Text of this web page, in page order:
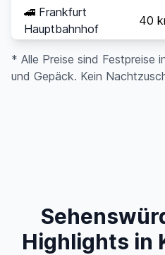
🚄 Frankfurt
Hauptbahnhof
40
* Alle Preise sind Festpreise
und Gepäck. Kein
Highlights in